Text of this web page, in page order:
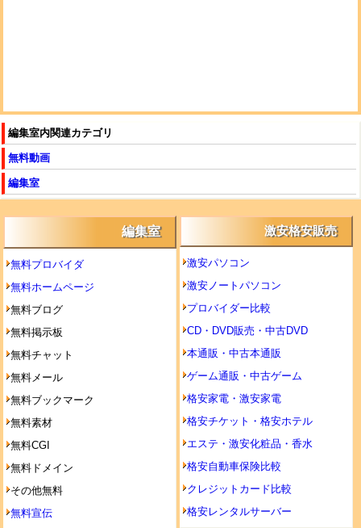
編集室内関連カテゴリ
無料動画
編集室
編集室
無料プロバイダ
無料ホームページ
無料ブログ
無料掲示板
無料チャット
無料メール
無料ブックマーク
無料素材
無料CGI
無料ドメイン
その他無料
無料宣伝
激安格安販売
激安パソコン
激安ノートパソコン
プロバイダー比較
CD・DVD販売・中古DVD
本通販・中古本通販
ゲーム通販・中古ゲーム
格安家電・激安家電
格安チケット・格安ホテル
エステ・激安化粧品・香水
格安自動車保険比較
クレジットカード比較
格安レンタルサーバー